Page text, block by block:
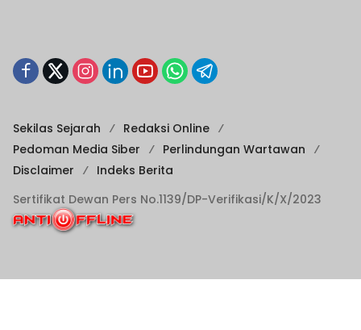
Sekilas Sejarah
Redaksi Online
Pedoman Media Siber
Perlindungan Wartawan
Disclaimer
Indeks Berita
Sertifikat Dewan Pers No.1139/DP-Verifikasi/K/X/2023